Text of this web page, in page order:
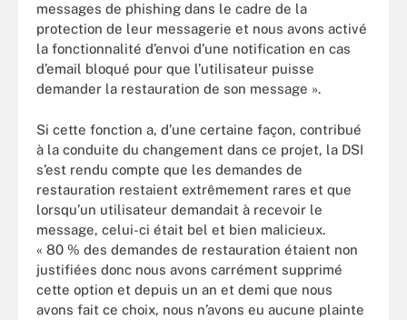
messages de phishing dans le cadre de la
protection de leur messagerie et nous avons activé
la fonctionnalité d’envoi d’une notification en cas
d’email bloqué pour que l’utilisateur puisse
demander la restauration de son message ».
Si cette fonction a, d’une certaine façon, contribué
à la conduite du changement dans ce projet, la DSI
s’est rendu compte que les demandes de
restauration restaient extrêmement rares et que
lorsqu’un utilisateur demandait à recevoir le
message, celui-ci était bel et bien malicieux.
« 80 % des demandes de restauration étaient non
justifiées donc nous avons carrément supprimé
cette option et depuis un an et demi que nous
avons fait ce choix, nous n’avons eu aucune plainte